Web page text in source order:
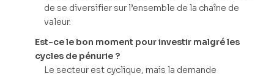
de se diversifier sur l’ensemble de la chaîne de
valeur.
Est-ce le bon moment pour investir malgré les
cycles de pénurie ?
Le secteur est cyclique, mais la demande